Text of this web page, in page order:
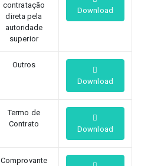
contratação
direta pela
autoridade
superior
Download
Outros
Download
Termo de
Contrato
Download
Comprovante